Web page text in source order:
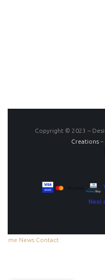
Copyright © 2023 –
Creations–
Home News Contact